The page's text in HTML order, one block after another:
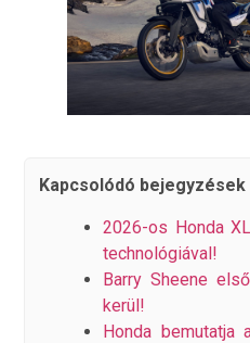
Kapcsolódó bejegyzések
2026-os Honda
technológiával!
Barry Sheene
kerül!
Honda bemutatja